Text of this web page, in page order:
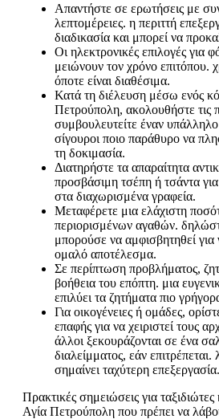
Απαντήστε σε ερωτήσεις με
λεπτομέρειες. η περιττή
διαδικασία και μπορεί να
Οι ηλεκτρονικές επιλογές για
μειώνουν τον χρόνο επιτόπου.
όποτε είναι διαθέσιμα.
Κατά τη διέλευση μέσω ενός
Πετρούπολη, ακολουθήστε τις
συμβουλευτείτε έναν υπάλληλο
σίγουροι ποιο παράθυρο να
τη δοκιμασία.
Διατηρήστε τα απαραίτητα
προσβάσιμη τσέπη ή τσάντα
στα διαχωρισμένα γραφεία.
Μεταφέρετε μια ελάχιστη
περιορισμένων αγαθών.
μπορούσε να αμφισβητηθεί για
ομαλό αποτέλεσμα.
Σε περίπτωση προβλήματος,
βοήθεια του επόπτη. μια
επιλύει τα ζητήματα πιο
Για οικογένειες ή ομάδες,
επαφής για να χειριστεί τους
άλλοι ξεκουράζονται σε ένα
διαλείμματος, εάν
σημαίνει ταχύτερη επεξεργασία.
Πρακτικές σημειώσεις για ταξιδιώτες
Αγία Πετρούπολη που πρέπει να